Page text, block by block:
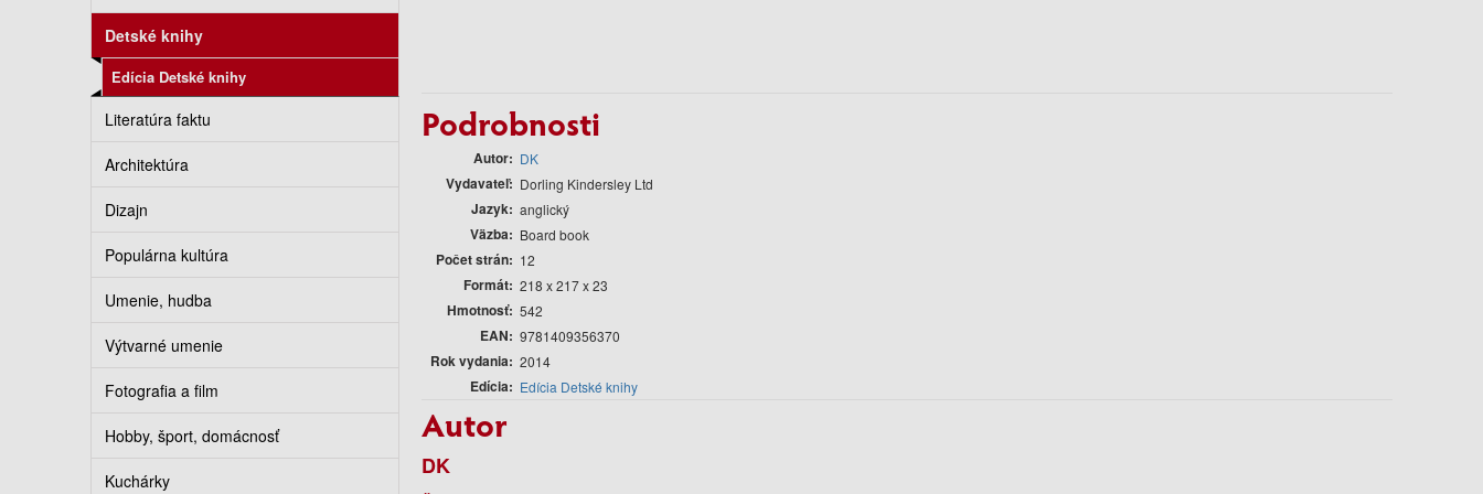
Detské knihy
Edícia Detské knihy
Literatúra faktu
Architektúra
Dizajn
Populárna kultúra
Umenie, hudba
Výtvarné umenie
Fotografia a film
Hobby, šport, domácnosť
Kuchárky
Podrobnosti
Autor DK
Vydavateľ Dorling Kindersley Ltd
Jazyk anglický
Väzba Board book
Počet strán 12
Formát 218 x 217 x 23
Hmotnosť 542
EAN 9781409356370
Rok vydania 2014
Edícia Edícia Detské knihy
Autor
DK